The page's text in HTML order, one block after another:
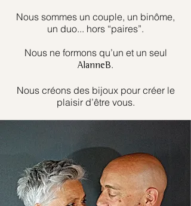
Nous sommes un couple, un binôme,
un duo... hors “paires”.
Nous ne formons qu’un et un seul
AlanneB.
Nous créons des bijoux pour créer le
plaisir d’être vous.